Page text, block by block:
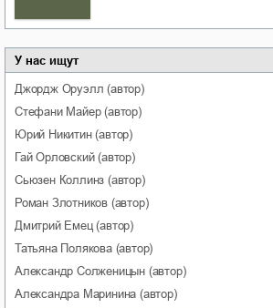
У нас ищут
Джордж Оруэлл (автор)
Стефани Майер(автор)
Юрий Никитин(автор)
Гай Орловский(автор)
Сьюзен Коллинз (автор)
Роман Злотников (автор)
Дмитрий Емец(автор)
Татьяна Полякова(автор)
Александр Солженицын (автор)
Александра Маринина (автор)